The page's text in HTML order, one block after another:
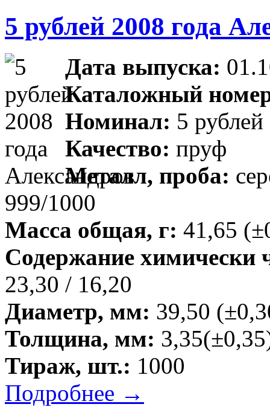
5 рублей 2008 года
Дата выпуска:
Каталожный
Номинал: 5 рублей
Качество: пруф
Металл, проба:
999/1000
Масса общая, г: 41,65
Содержание химически
23,30 / 16,20
Диаметр, мм: 39,50
Толщина, мм:
Тираж, шт.: 1000
Подробнее →